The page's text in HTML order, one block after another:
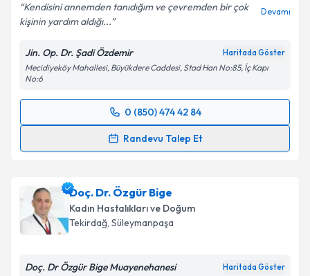
Kendisini annemden tanıdığım ve çevremden bir çok
kişinin yardım aldığı...
Devamı
Jin. Op. Dr. Şadi Özdemir Haritada Göster
Mecidiyeköy Mahallesi, Büyükdere Caddesi, Stad Han No:85, İç Kapı
No:6
0 (850) 474 42 84
Randevu Talep Et
Randevu Takvimi Talebi
takvim hazırlandığında e-posta ile bilgilendireceğiz.
E-posta Adresiniz
Doç. Dr. Özgür Bige
Kadın Hastalıkları ve Doğum
Tekirdağ, Süleymanpaşa
Doç. Dr Özgür Bige Muayenehanesi Haritada Göster